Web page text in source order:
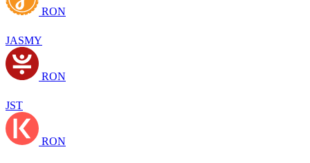
RON
JASMY
RON
JST
RON